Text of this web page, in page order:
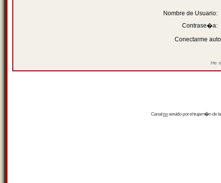
Nombre de Usuario:
Contrase�a:
Conectarme
He
Canalrssservido por eltrujam�nde